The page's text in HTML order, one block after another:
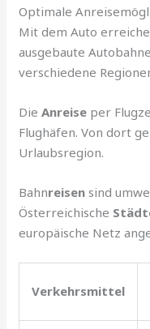
Optimale
Mit dem Auto
ausgebaute
verschiedene
DieAnreise per
Flughäfen. Von dort
Urlaubsregion.
Bahnreisen sind
Österreichische
europäische Netz
Verkehrsmittel